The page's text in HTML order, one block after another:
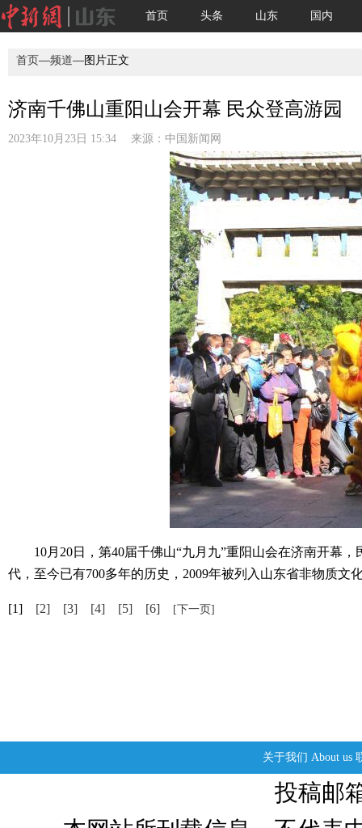
首页 头条 山东 国内
首页—频道—图片正文
济南千佛山重阳山会开幕 民众登高游园
2023年10月23日 15:34 来源： 中国新闻网
10月20日，第40届千佛山“九月九”重阳山会在济南开幕，
代，至今已有700多年的历史，2009年被列入山东省非物质文
[1] [2] [3] [4] [5] [6] [下一页]
关于我们 About us
投稿邮